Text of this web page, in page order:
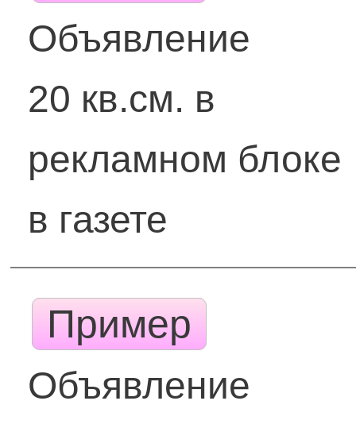
Объявление
20 кв.см. в
рекламном блоке
в газете
Пример
Объявление